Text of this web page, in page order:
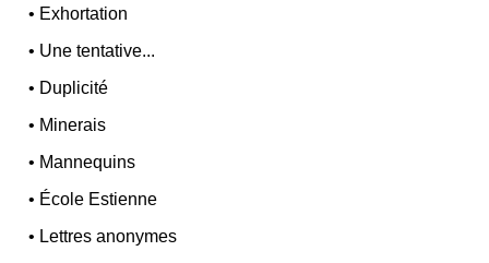
• Exhortation
• Une tentative...
• Duplicité
• Minerais
• Mannequins
• École Estienne
• Lettres anonymes